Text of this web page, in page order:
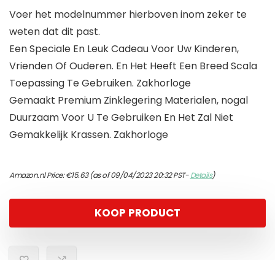
Voer het modelnummer hierboven inom zeker te
weten dat dit past.
Een Speciale En Leuk Cadeau Voor Uw Kinderen,
Vrienden Of Ouderen. En Het Heeft Een Breed Scala
Toepassing Te Gebruiken. Zakhorloge
Gemaakt Premium Zinklegering Materialen, nogal
Duurzaam Voor U Te Gebruiken En Het Zal Niet
Gemakkelijk Krassen. Zakhorloge
Amazon.nl Price:€15.63(as of 09/04/2023 20:32 PST-Details)
KOOP PRODUCT